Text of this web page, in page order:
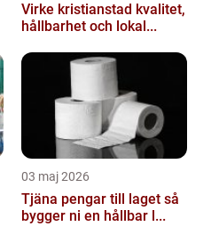
Virke kristianstad kvalitet,
hållbarhet och lokal...
03 maj 2026
Tjäna pengar till laget så
bygger ni en hållbar l...